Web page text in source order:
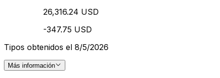
26,316.24 USD
-347.75 USD
Tipos obtenidos el 8/5/2026
Más información